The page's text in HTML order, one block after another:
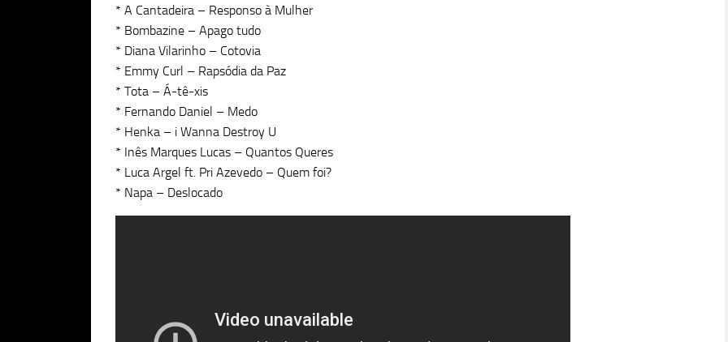
* A Cantadeira – Responso à Mulher
* Bombazine – Apago tudo
* Diana Vilarinho – Cotovia
* Emmy Curl – Rapsódia da Paz
* Tota – Á-tê-xis
* Fernando Daniel – Medo
* Henka – i Wanna Destroy U
* Inês Marques Lucas – Quantos Queres
* Luca Argel ft. Pri Azevedo – Quem foi?
* Napa – Deslocado